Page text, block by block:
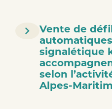
Vente de
signalétique
selon
Alpes-